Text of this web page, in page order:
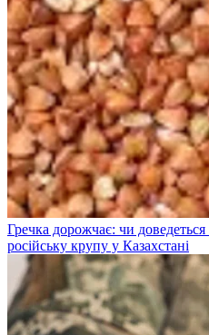
Гречка дорожчає: чи доведеться
російську крупу у Казахстані